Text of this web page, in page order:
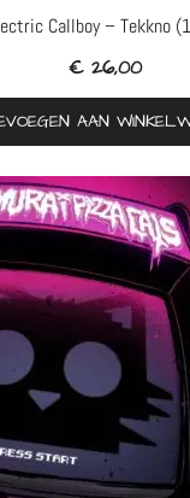
Callboy – Tekkno
€26,00
AAN